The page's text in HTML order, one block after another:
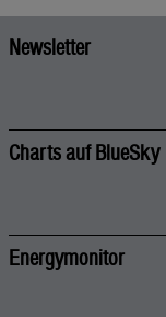
Newsletter
Charts auf BlueSky
Energymonitor